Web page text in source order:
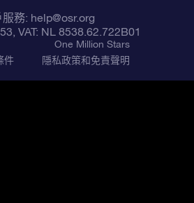
服務: help@osr.org
VAT: NL 8538.62.722B01
One Million Stars
件
隱私政策和免責聲明